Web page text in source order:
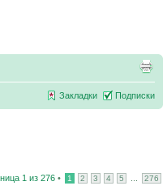
Закладки Подписки
1 из 276 • 1 2 3 4 5 276